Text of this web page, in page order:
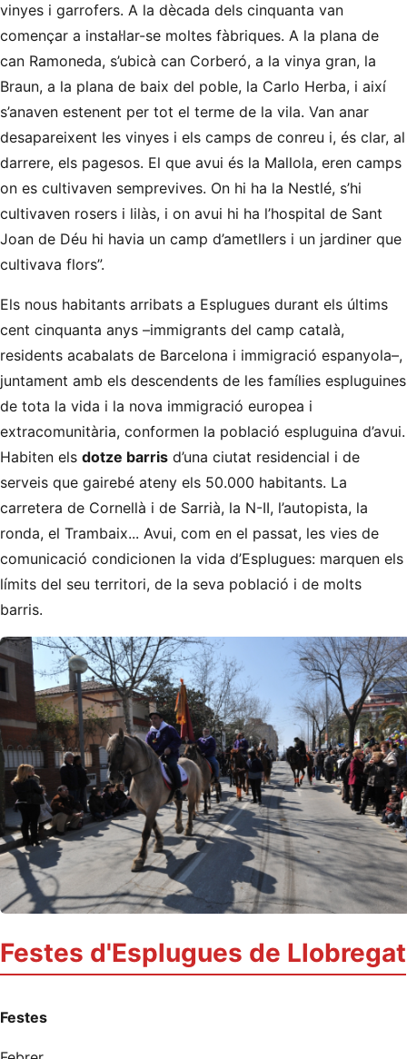
vinyes i garrofers. A la dècada dels cinquanta van
començar a instal·lar-se moltes fàbriques. A la plana de
can Ramoneda, s’ubicà can Corberó, a la vinya gran, la
Braun, a la plana de baix del poble, la Carlo Herba, i així
s’anaven estenent per tot el terme de la vila. Van anar
desapareixent les vinyes i els camps de conreu i, és clar, al
darrere, els pagesos. El que avui és la Mallola, eren camps
on es cultivaven semprevives. On hi ha la Nestlé, s’hi
cultivaven rosers i lilàs, i on avui hi ha l’hospital de Sant
Joan de Déu hi havia un camp d’ametllers i un jardiner que
cultivava flors”.
Els nous habitants arribats a Esplugues durant els últims
cent cinquanta anys –immigrants del camp català,
residents acabalats de Barcelona i immigració espanyola–,
juntament amb els descendents de les famílies espluguines
de tota la vida i la nova immigració europea i
extracomunitària, conformen la població espluguina d’avui.
Habiten els dotze barris d’una ciutat residencial i de
serveis que gairebé ateny els 50.000 habitants. La
carretera de Cornellà i de Sarrià, la N-II, l’autopista, la
ronda, el Trambaix... Avui, com en el passat, les vies de
comunicació condicionen la vida d’Esplugues: marquen els
límits del seu territori, de la seva població i de molts
barris.
Festes d'Esplugues de Llobregat
Festes